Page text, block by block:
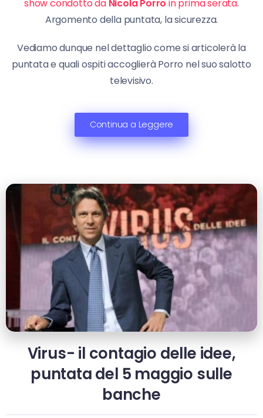
show condotto da Nicola Porro in prima serata.
Argomento della puntata, la sicurezza.
Vediamo dunque nel dettaglio come si articolerà la
puntata e quali ospiti accoglierà Porro nel suo salotto
televisivo.
Continua a Leggere
Virus- il contagio delle idee,
puntata del 5 maggio sulle
banche